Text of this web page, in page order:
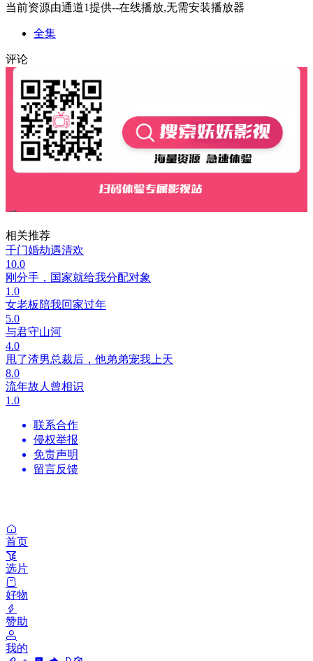
当前资源由通道1提供--在线播放,无需安装播放器
全集
评论
相关推荐
千门婚劫遇清欢
10.0
刚分手，国家就给我分配对象
1.0
女老板陪我回家过年
5.0
与君守山河
4.0
甩了渣男总裁后，他弟弟宠我上天
8.0
流年故人曾相识
1.0
联系合作
侵权举报
免责声明
留言反馈
首页
选片
好物
赞助
我的